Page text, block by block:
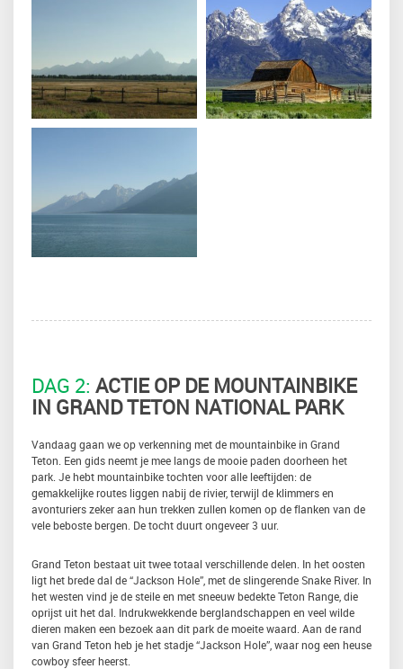
DAG 2: ACTIE OP DE MOUNTAINBIKE
IN GRAND TETON NATIONAL PARK
Vandaag gaan we op verkenning met de mountainbike in Grand
Teton. Een gids neemt je mee langs de mooie paden doorheen het
park. Je hebt mountainbike tochten voor alle leeftijden: de
gemakkelijke routes liggen nabij de rivier, terwijl de klimmers en
avonturiers zeker aan hun trekken zullen komen op de flanken van de
vele beboste bergen. De tocht duurt ongeveer 3 uur.
Grand Teton bestaat uit twee totaal verschillende delen. In het oosten
ligt het brede dal de “Jackson Hole”, met de slingerende Snake River. In
het westen vind je de steile en met sneeuw bedekte Teton Range, die
oprijst uit het dal. Indrukwekkende berglandschappen en veel wilde
dieren maken een bezoek aan dit park de moeite waard. Aan de rand
van Grand Teton heb je het stadje “Jackson Hole”, waar nog een heuse
cowboy sfeer heerst.